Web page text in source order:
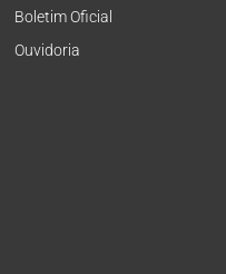
Boletim Oficial
Ouvidoria